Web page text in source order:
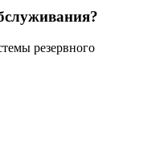
резервного